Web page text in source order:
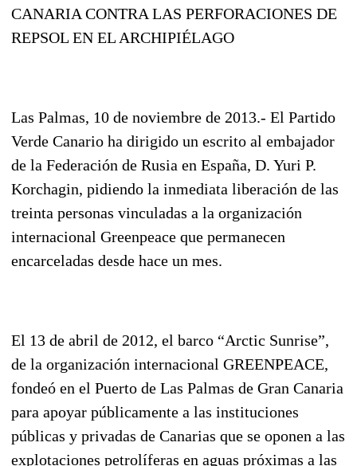
CANARIA CONTRA LAS PERFORACIONES DE
REPSOL EN EL ARCHIPIÉLAGO
Las Palmas, 10 de noviembre de 2013.- El Partido
Verde Canario ha dirigido un escrito al embajador
de la Federación de Rusia en España, D. Yuri P.
Korchagin, pidiendo la inmediata liberación de las
treinta personas vinculadas a la organización
internacional Greenpeace que permanecen
encarceladas desde hace un mes.
El 13 de abril de 2012, el barco “Arctic Sunrise”,
de la organización internacional GREENPEACE,
fondeó en el Puerto de Las Palmas de Gran Canaria
para apoyar públicamente a las instituciones
públicas y privadas de Canarias que se oponen a las
explotaciones petrolíferas en aguas próximas a las